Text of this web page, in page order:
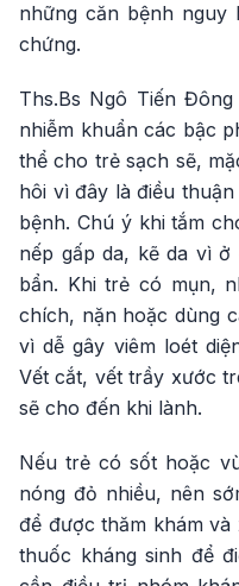
những căn bệnh nguy
chứng.
Ths.Bs Ngô Tiến
nhiễm khuẩn các bậc
thể cho trẻ sạch sẽ,
hôi vì đây là điều
bệnh. Chú ý khi tắm
nếp gấp da, kẽ da vì
bẩn. Khi trẻ có mụn,
chích, nặn hoặc dùng
vì dễ gây viêm loét
Vết cắt, vết trầy xước
sẽ cho đến khi lành.
Nếu trẻ có sốt hoặc
nóng đỏ nhiều, nên
để được thăm khám
thuốc kháng sinh để